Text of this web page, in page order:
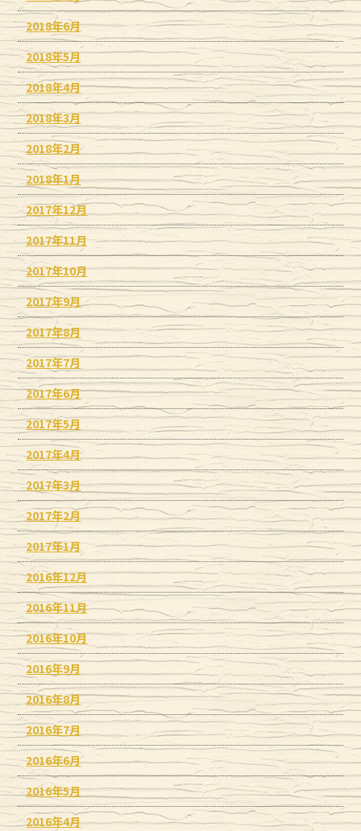
2018年6月
2018年5月
2018年4月
2018年3月
2018年2月
2018年1月
2017年12月
2017年11月
2017年10月
2017年9月
2017年8月
2017年7月
2017年6月
2017年5月
2017年4月
2017年3月
2017年2月
2017年1月
2016年12月
2016年11月
2016年10月
2016年9月
2016年8月
2016年7月
2016年6月
2016年5月
2016年4月